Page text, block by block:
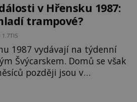
v Hřensku 1987:
trampové?
1.7TIS
1987 vydávají na týdenní
Švýcarskem. Domů se však
u Hřenska nalezeny jejich
které se jen obtížně slučují